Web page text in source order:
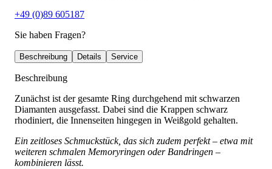
+49 (0)89 605187
Sie haben Fragen?
Beschreibung Details Service
Beschreibung
Zunächst ist der gesamte Ring durchgehend mit schwarzen
Diamanten ausgefasst. Dabei sind die Krappen schwarz
rhodiniert, die Innenseiten hingegen in Weißgold gehalten.
Ein zeitloses Schmuckstück, das sich zudem perfekt – etwa mit
weiteren schmalen Memoryringen oder Bandringen –
kombinieren lässt.